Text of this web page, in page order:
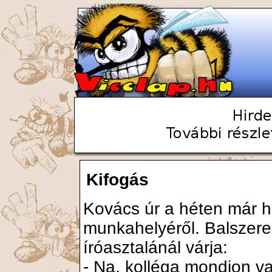
Kifogás
Kovács úr a héten már
munkahelyéről.
íróasztalánál várja:
- Na, kolléga mondjon